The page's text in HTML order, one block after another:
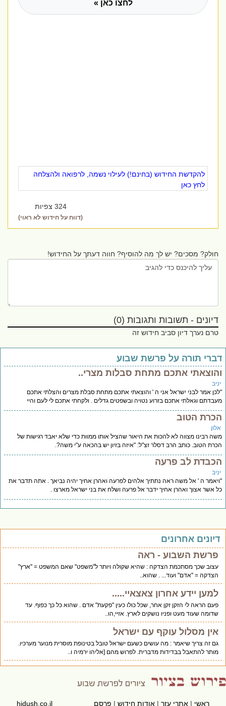
לחצו כאן »
להקדשת החידוש (בחינם!) לעילוי נשמה, לרפואה ולהצלחה
לחץ כאן
324 צפיות
(דווח על חידוש לא ראוי)
חולק? מסכים? יש לך מה להוסיף? חווה דעתך על החידוש!
דיונים - תשובות ותגובות (0)
טרם נערך דיון סביב חידוש זה
תורה על פרשת שבוע
אתכם מתחת סבלות מצרי..
אמר לבני ישראל אני ה ' והוצאתי אתכם מתחת סבלת מצרים והצלתי אתכם
וגאלתי אתכם בזרוע נטויה ובשפטים גדלים . ולקחתי אתכם לי לעם והיי
הטוב
רבינו מצווה לא להכות את היאור שהציל אותו ממוות כדי שלא יאבד רגישות של
הטוב. כותב הרב דסלר זצ"ל: "איזה בזיון יש בהכאה ע"י משה?.
לב פרעה
ה ' אל משה ראה נתתיך אלהים לפרעה ואהרן אחיך יהיה נביאך . אתה תדבר את
אשר אצוך ואהרן אחיך ידבר אל פרעה ושלח את בני ישראל מארצו .
אחרונים
פרשת השבוע - ראה
עצוב שכך מסתכמת הצדקה : שהיא שקולה ויותר ל"משפט" שאם המשפט = "ארץ"
הצדקה = "אדם" ועוד... . שהוא..
למען יידע אחרון צאצאיי.....
פעם הראה לי הזקן זקן אחר, שכל כולו כעין "פקעת" אדם . שהוא כל כך כפוף. עד
שדומה שעוד מעט ופניו נושקים לארץ. אזיי,הו..
אין מסלול עוקף עם ישראל
גם זה צריך שיאמר : מה עושים כשעם ישראל טובל בטינופת מוסרית מנוער מערכיו.
מותר להתאבל בבדידות מדברית. לפרוש מהם [אליהו ירמיה ו..
ראשי|אתרי עזר|אודות חידוש|פרסם hidush.co.il